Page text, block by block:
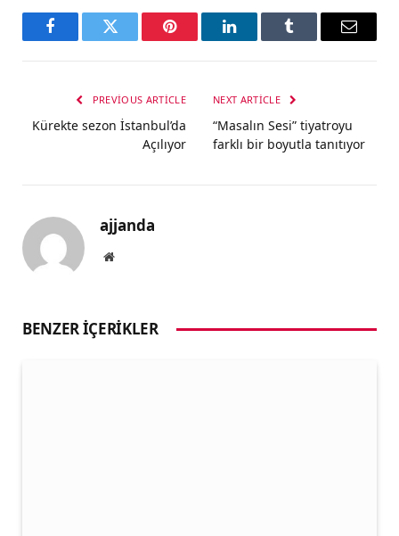
FacebookTwitter Pinterest LinkedInTumblr Email
PREVIOUS ARTICLE
Kürekte sezon İstanbul’da
Açılıyor
NEXT ARTICLE
“Masalın Sesi” tiyatroyu
farklı bir boyutla tanıtıyor
ajjanda
Website
BENZER İÇERIKLER